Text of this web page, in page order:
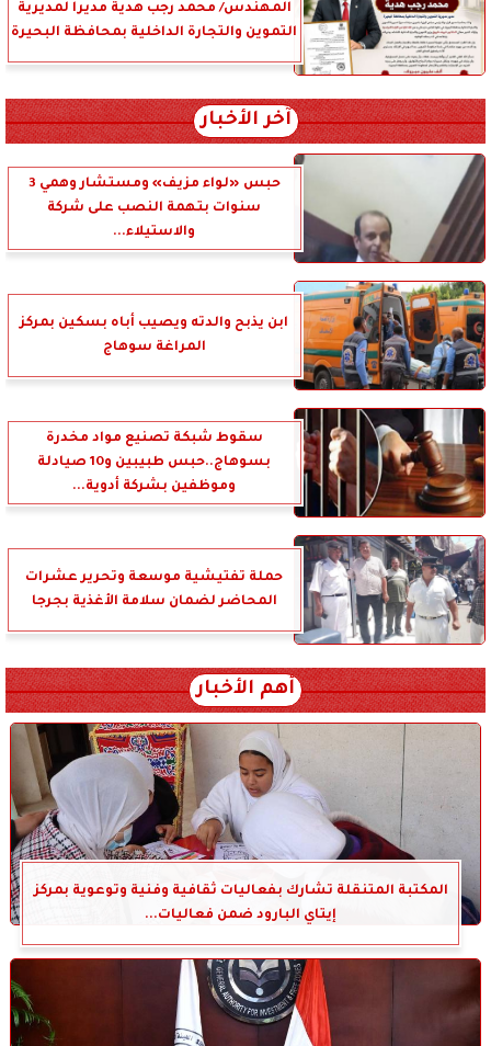
المهندس/ محمد رجب هدية مديرا لمديرية
التموين والتجارة الداخلية بمحافظة البحيرة
آخر الأخبار
حبس «لواء مزيف» ومستشار وهمي 3
سنوات بتهمة النصب على شركة
والاستيلاء...
ابن يذبح والدته ويصيب أباه بسكين بمركز
المراغة سوهاج
سقوط شبكة تصنيع مواد مخدرة
بسوهاج..حبس طبيبين و10 صيادلة
وموظفين بشركة أدوية...
حملة تفتيشية موسعة وتحرير عشرات
المحاضر لضمان سلامة الأغذية بجرجا
أهم الأخبار
المكتبة المتنقلة تشارك بفعاليات ثقافية وفنية وتوعوية بمركز
إيتاي البارود ضمن فعاليات...